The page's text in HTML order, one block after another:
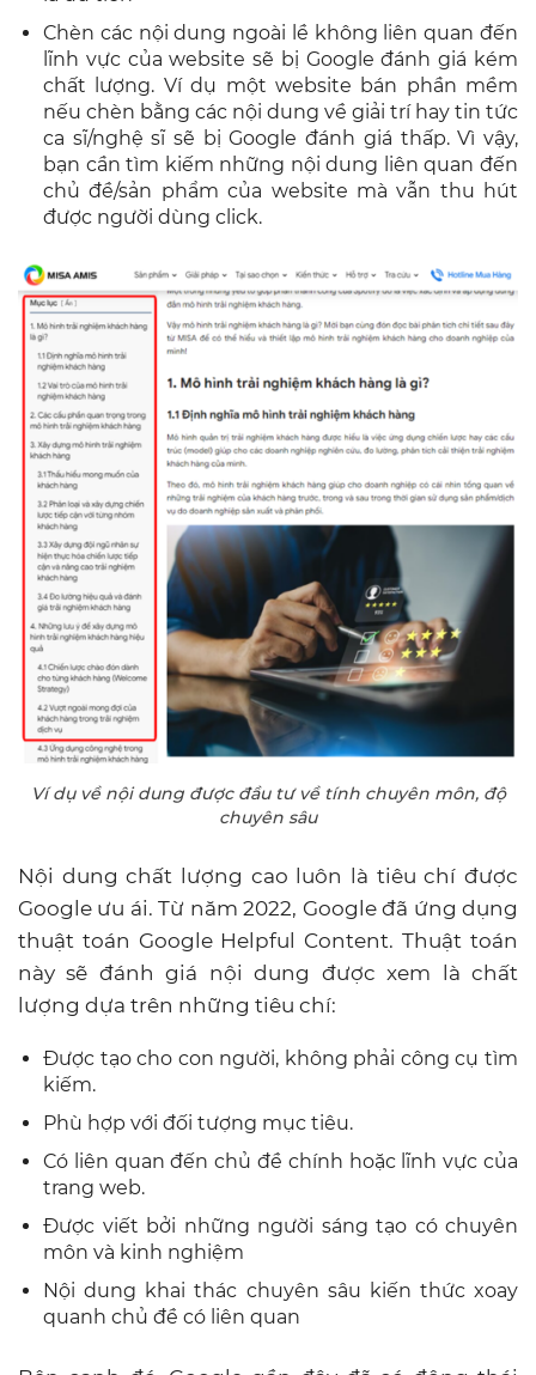
Chèn các nội dung ngoài lề không liên quan đến
lĩnh vực của website sẽ bị Google đánh giá kém
chất lượng. Ví dụ một website bán phần mềm
nếu chèn bằng các nội dung về giải trí hay tin tức
ca sĩ/nghệ sĩ sẽ bị Google đánh giá thấp. Vì vậy,
bạn cần tìm kiếm những nội dung liên quan đến
chủ đề/sản phẩm của website mà vẫn thu hút
được người dùng click.
Ví dụ về nội dung được đầu tư về tính chuyên môn, độ
chuyên sâu
Nội dung chất lượng cao luôn là tiêu chí được
Google ưu ái. Từ năm 2022, Google đã ứng dụng
thuật toán Google Helpful Content. Thuật toán
này sẽ đánh giá nội dung được xem là chất
lượng dựa trên những tiêu chí:
Được tạo cho con người, không phải công cụ tìm
kiếm.
Phù hợp với đối tượng mục tiêu.
Có liên quan đến chủ đề chính hoặc lĩnh vực của
trang web.
Được viết bởi những người sáng tạo có chuyên
môn và kinh nghiệm
Nội dung khai thác chuyên sâu kiến thức xoay
quanh chủ đề có liên quan